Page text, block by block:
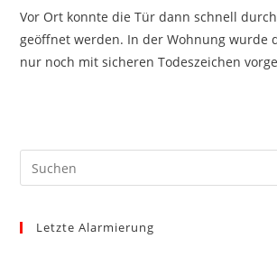
Vor Ort konnte die Tür dann schnell
geöffnet werden. In der Wohnung wurde
nur noch mit sicheren Todeszeichen
Letzte Alarmierung